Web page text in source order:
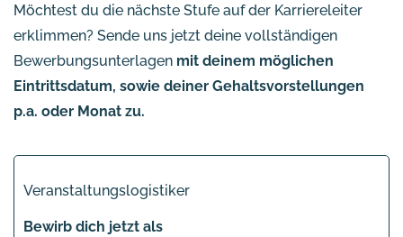
Möchtest du die nächste Stufe auf der Karriereleiter
erklimmen? Sende uns jetzt deine vollständigen
Bewerbungsunterlagen mit deinem möglichen
Eintrittsdatum, sowie deiner Gehaltsvorstellungen
p.a. oder Monat zu.
Veranstaltungslogistiker
Bewirb dich jetzt als